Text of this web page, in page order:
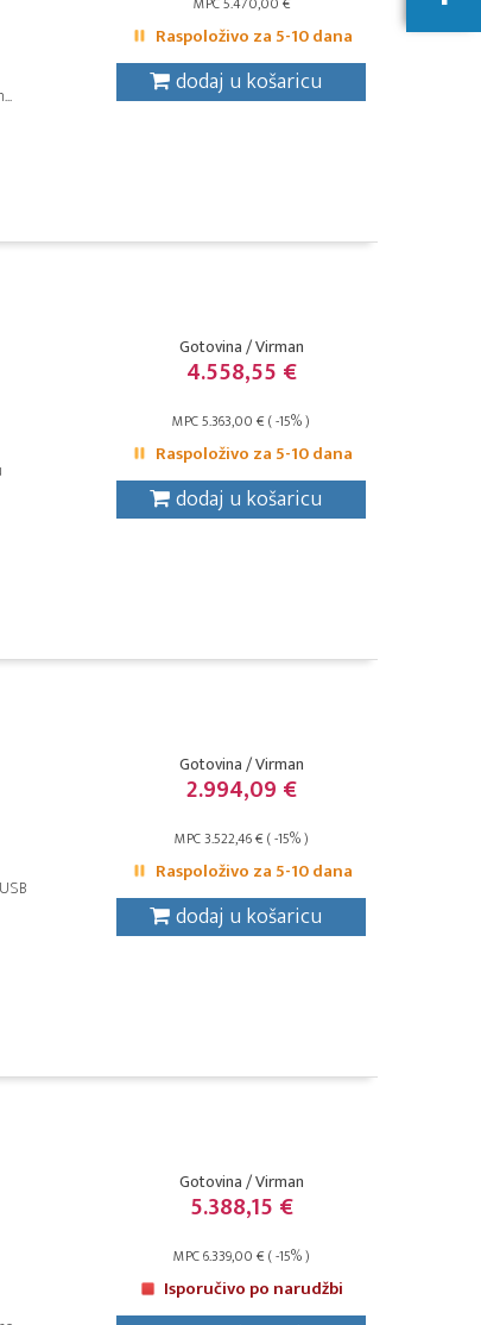
Raspoloživo za 5-10 dana
dodaj u košaricu
Gotovina / Virman
4.558,55 €
MPC 5.363,00 € ( -15% )
Raspoloživo za 5-10 dana
dodaj u košaricu
Gotovina / Virman
2.994,09 €
MPC 3.522,46 € ( -15% )
Raspoloživo za 5-10 dana
dodaj u košaricu
Gotovina / Virman
5.388,15 €
MPC 6.339,00 € ( -15% )
Isporučivo po narudžbi